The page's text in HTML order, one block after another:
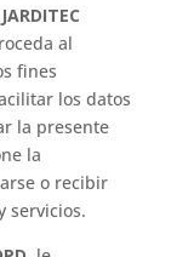
JARDITEC
al
fines
los datos
la presente
la
o recibir
servicios.